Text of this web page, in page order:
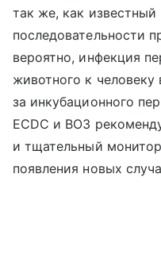
так же, как
последовательности
вероятно, инфекция
животного к человеку
за инкубационного
ECDC и ВОЗ
и тщательный
появления новых